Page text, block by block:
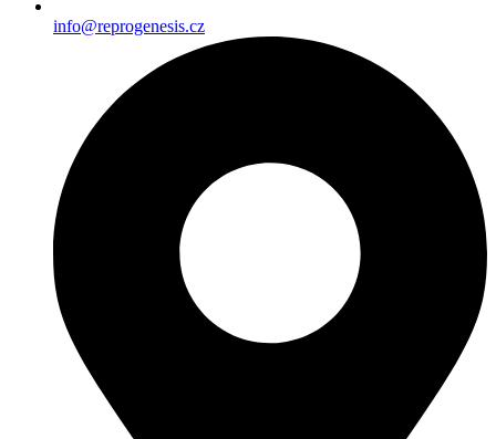
info@reprogenesis.cz